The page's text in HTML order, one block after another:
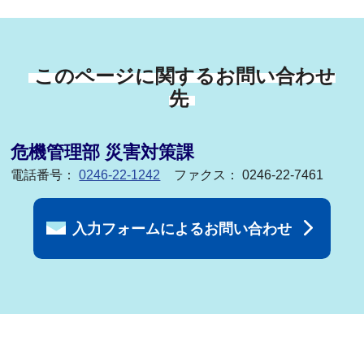
このページに関するお問い合わせ
先
危機管理部 災害対策課
電話番号：0246-22-1242 ファクス： 0246-22-7461
入力フォームによるお問い合わせ